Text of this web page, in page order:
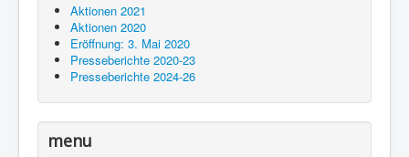
Aktionen 2021
Aktionen 2020
Eröffnung: 3. Mai 2020
Presseberichte 2020-23
Presseberichte 2024-26
menu